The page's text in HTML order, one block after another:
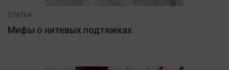
Статья
Мифы о нитевых подтяжках